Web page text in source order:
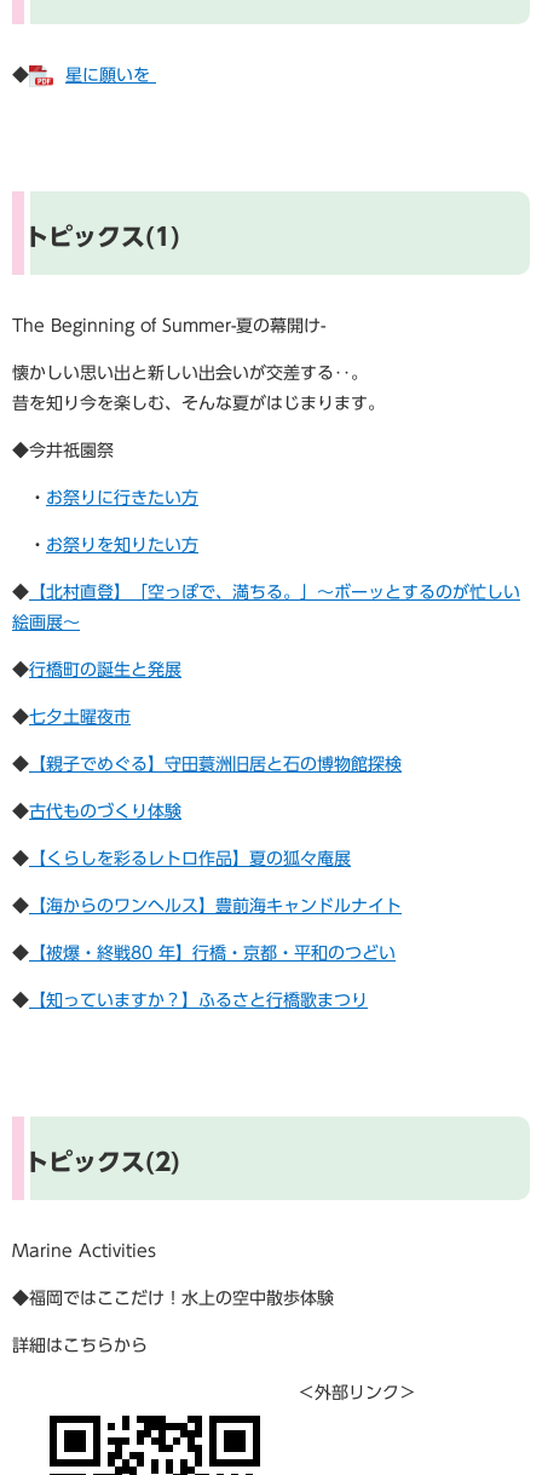
◆ 星に願いを
トピックス(1)
The Beginning of Summer-夏の幕開け-
懐かしい思い出と新しい出会いが交差する‥。
昔を知り今を楽しむ、そんな夏がはじまります。
◆今井祇園祭
・ お祭りに行きたい方
・ お祭りを知りたい方
◆ 【北村直登】「空っぽで、満ちる。」～ボーッとするのが忙しい
絵画展～
◆行橋町の誕生と発展
◆七夕土曜夜市
◆​ 【親子でめぐる】守田蓑洲旧居と石の博物館探検
◆​古代ものづくり体験
◆​ 【くらしを彩るレトロ作品】夏の狐々庵展
◆​ 【海からのワンヘルス】豊前海キャンドルナイト
◆​ 【被爆・終戦80 年】行橋・京都・平和のつどい
◆​ 【知っていますか？】ふるさと行橋歌まつり
トピックス(2)
Marine Activities
◆福岡ではここだけ！水上の空中散歩体験
詳細はこちらから
＜外部リンク＞